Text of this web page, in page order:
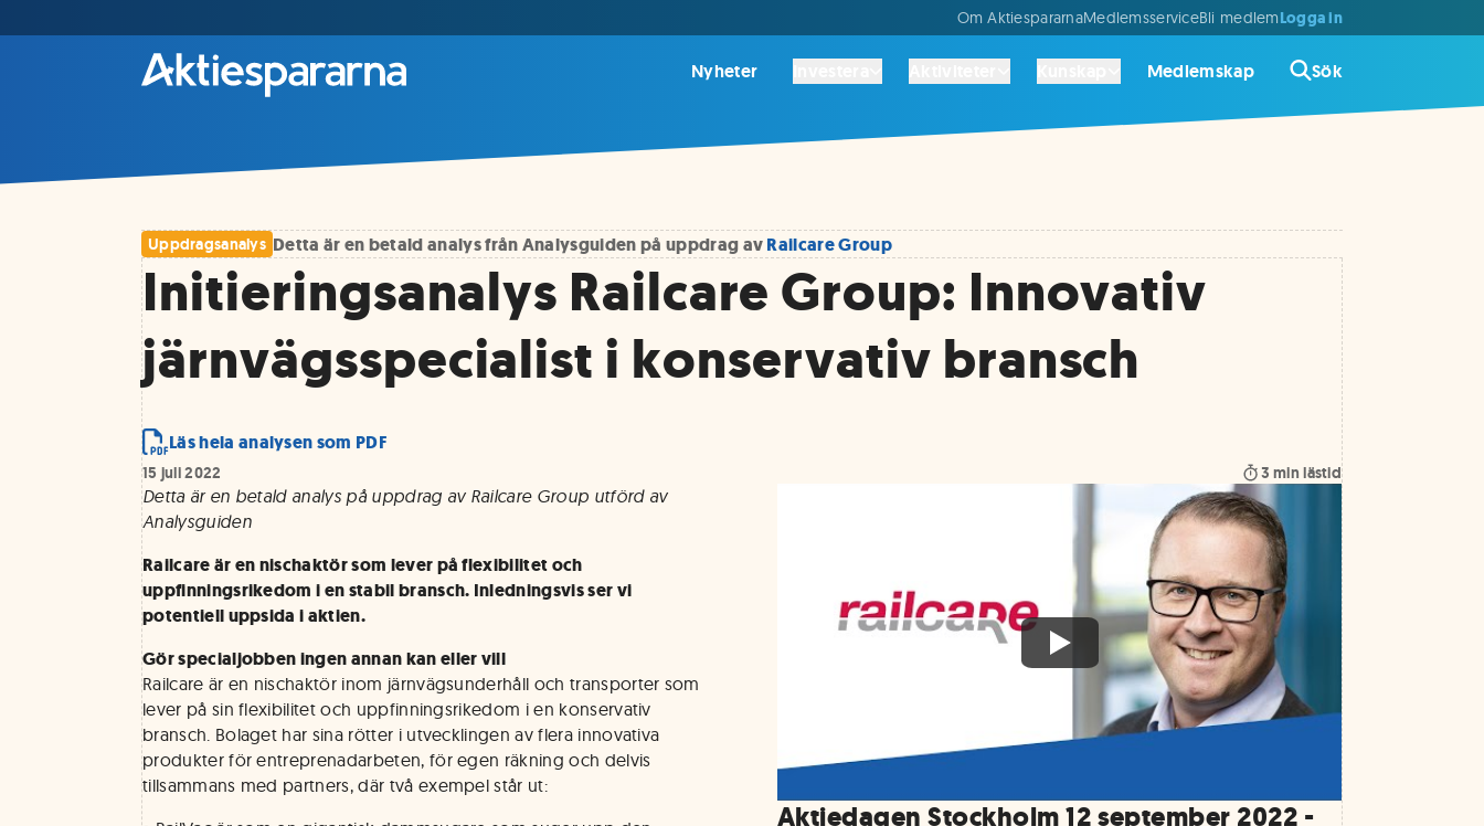
Om AktiespararnaMedlemsserviceBli medlemLogga in
Nyheter Medlemskap Sök
Uppdragsanalys Detta är en betald analys från Analysguiden på uppdrag avRailcare Group
Initieringsanalys Railcare Group: Innovativ
järnvägsspecialist i konservativ bransch
Läs hela analysen som PDF
15 juli 2022 3 min lästid
Detta är en betald analys på uppdrag av Railcare Group utförd av
Analysguiden
Railcare är en nischaktör som lever på flexibilitet och
uppfinningsrikedom i en stabil bransch. Inledningsvis ser vi
potentiell uppsida i aktien.
Gör specialjobben ingen annan kan eller vill
Railcare är en nischaktör inom järnvägsunderhåll och transporter som
lever på sin flexibilitet och uppfinningsrikedom i en konservativ
bransch. Bolaget har sina rötter i utvecklingen av flera innovativa
produkter för entreprenadarbeten, för egen räkning och delvis
tillsammans med partners, där två exempel står ut:
Aktiedagen Stockholm 12 september 2022 -